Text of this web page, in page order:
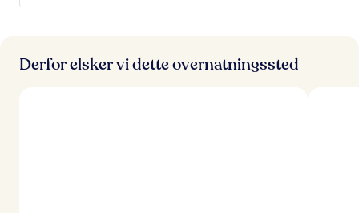
Derfor elsker vi dette overnatningssted